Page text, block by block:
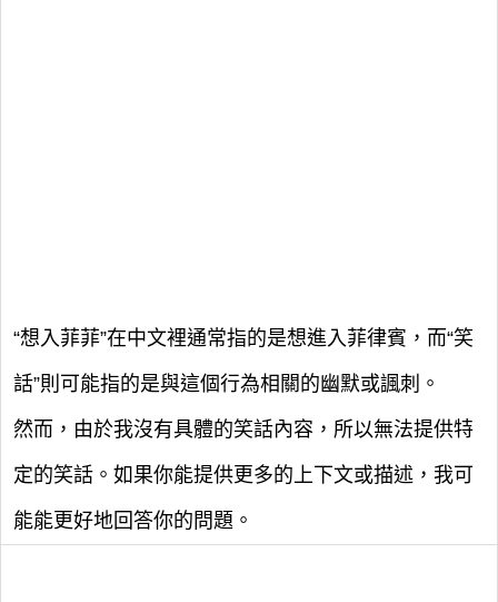
“想入菲菲”在中文裡通常指的是想進入菲律賓，而“笑
話”則可能指的是與這個行為相關的幽默或諷刺。
然而，由於我沒有具體的笑話內容，所以無法提供特
定的笑話。如果你能提供更多的上下文或描述，我可
能能更好地回答你的問題。